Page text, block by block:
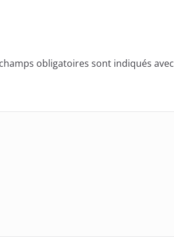
obligatoires sont indiqués avec